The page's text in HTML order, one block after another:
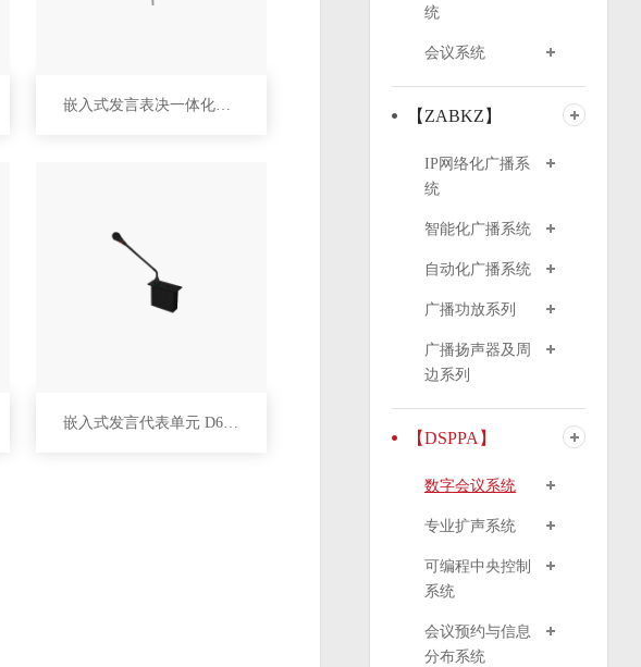
嵌入式发言表决一体化代表单元 D6232
嵌入式发言代表单元 D6234B
统
会议系统
【ZABKZ】
IP网络化广播系
统
智能化广播系统
自动化广播系统
广播功放系列
广播扬声器及周
边系列
【DSPPA】
数字会议系统
专业扩声系统
可编程中央控制
系统
会议预约与信息
分布系统